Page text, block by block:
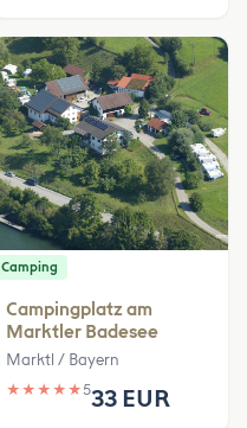
Camping
Campingplatz am
Marktler Badesee
Marktl / Bayern
★ ★ ★ ★ ★533 EUR